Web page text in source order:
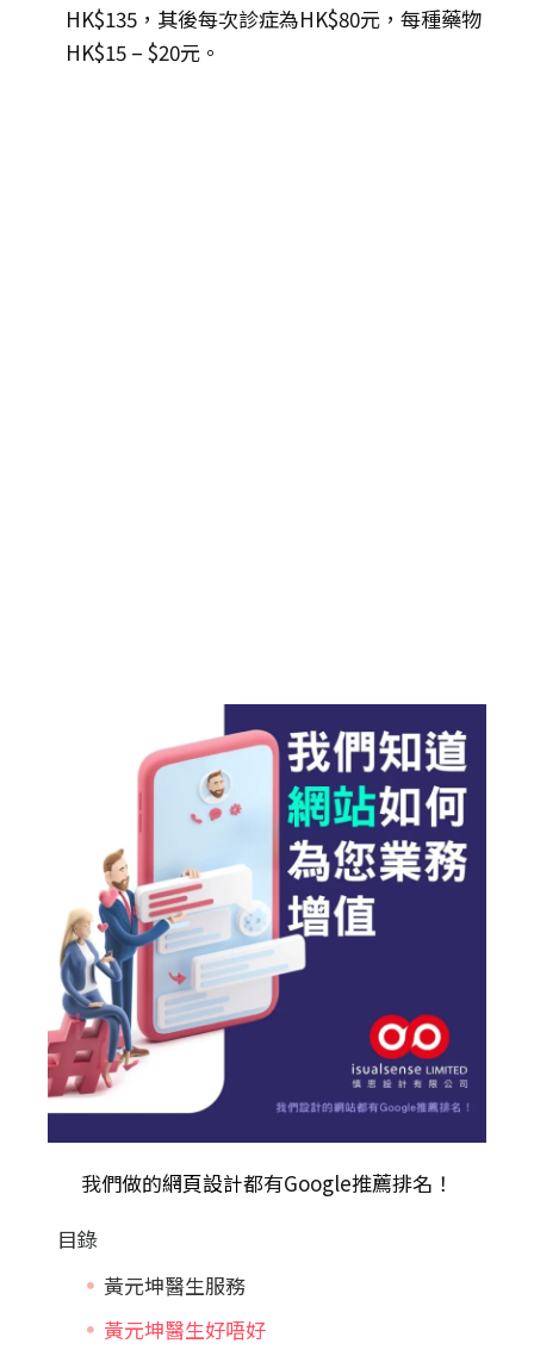
HK$135，其後每次診症為HK$80元，每種藥物
HK$15 – $20元。
我們做的網頁設計都有Google推薦排名！
目錄
黃元坤醫生服務
黃元坤醫生好唔好